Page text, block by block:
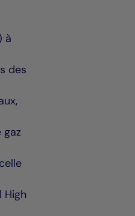
à
des
gaz
High